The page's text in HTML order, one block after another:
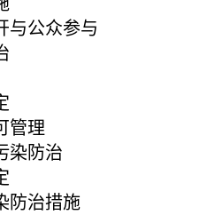
与公众参与
管理
染防治
防治措施